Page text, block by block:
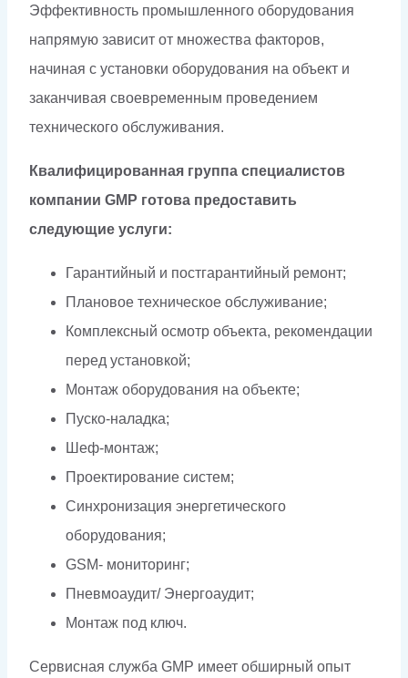
Эффективность промышленного оборудования
напрямую зависит от множества факторов,
начиная с установки оборудования на объект и
заканчивая своевременным проведением
технического обслуживания.
Квалифицированная группа специалистов
компании GMP готова предоставить
следующие услуги:
Гарантийный и постгарантийный ремонт;
Плановое техническое обслуживание;
Комплексный осмотр объекта, рекомендации
перед установкой;
Монтаж оборудования на объекте;
Пуско-наладка;
Шеф-монтаж;
Проектирование систем;
Синхронизация энергетического
оборудования;
GSM- мониторинг;
Пневмоаудит/ Энергоаудит;
Монтаж под ключ.
Сервисная служба GMP имеет обширный опыт